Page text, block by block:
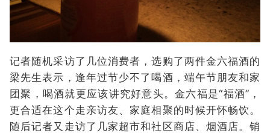
记者随机采访了几位消费者，选购了两件金六福酒的
梁先生表示，逢年过节少不了喝酒，端午节朋友和家
团聚，喝酒就更应该讲究好意头。金六福是“福酒”，
更合适在这个走亲访友、家庭相聚的时候开怀畅饮。
随后记者又走访了几家超市和社区商店、烟酒店。销